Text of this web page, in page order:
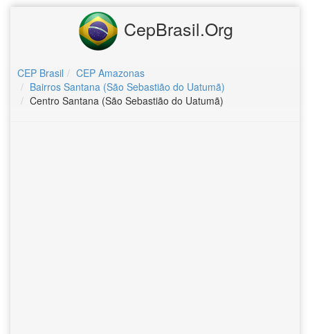
CepBrasil.Org
CEP Brasil
CEP Amazonas
Bairros Santana (São Sebastião do Uatumã)
Centro Santana (São Sebastião do Uatumã)